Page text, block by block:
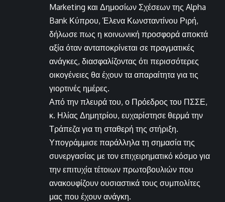
Marketing και Δημοσίων Σχέσεων της Alpha
Bank Κύπρου, Έλενα Κωνσταντίνου Ριρή,
δήλωσε πως η κοινωνική προσφορά αποκτά
αξία όταν ανταποκρίνεται σε πραγματικές
ανάγκες, διασφαλίζοντας ότι περισσότερες
οικογένειες θα έχουν τα απαραίτητα για τις
γιορτινές ημέρες.
Από την πλευρά του, ο Πρόεδρος του ΠΣΣΕ,
κ. Ηλίας Δημητρίου, ευχαρίστησε θερμά την
Τράπεζα για τη σταθερή της στήριξη.
Υπογράμμισε παράλληλα τη σημασία της
συνεργασίας με τον επιχειρηματικό κόσμο για
την επιτυχία τέτοιων πρωτοβουλιών που
ανακουφίζουν ουσιαστικά τους συμπολίτες
μας που έχουν ανάγκη.